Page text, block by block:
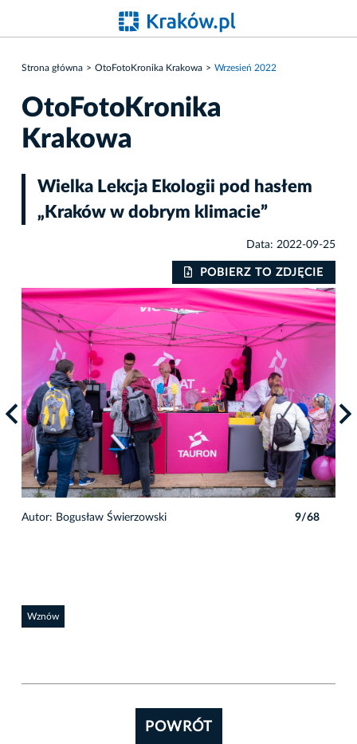
Strona główna OtoFotoKronika Krakowa Wrzesień 2022
OtoFotoKronika
Krakowa
Wielka Lekcja Ekologii pod hasłem
„Kraków w dobrym klimacie”
Data: 2022-09-25
POBIERZ TO ZDJĘCIE
Autor: Bogusław Świerzowski 9/68
Wznów
POWRÓT